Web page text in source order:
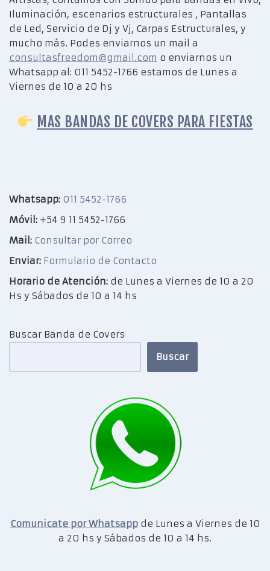
Iluminación, escenarios estructurales , Pantallas
de Led, Servicio de Dj y Vj, Carpas Estructurales, y
mucho más. Podes enviarnos un mail a
consultasfreedom@gmail.com o enviarnos un
Whatsapp al: 011 5452-1766 estamos de Lunes a
Viernes de 10 a 20 hs
MAS BANDAS DE COVERS PARA FIESTAS
Whatsapp: 011 5452-1766
Móvil: +54 9 11 5452-1766
Mail: Consultar por Correo
Enviar: Formulario de Contacto
Horario de Atención: de Lunes a Viernes de 10 a 20
Hs y Sábados de 10 a 14 hs
Buscar Banda de Covers
Buscar
Comunicate por Whatsappde Lunes a Viernes de 10
a 20 hs y Sábados de 10 a 14 hs.